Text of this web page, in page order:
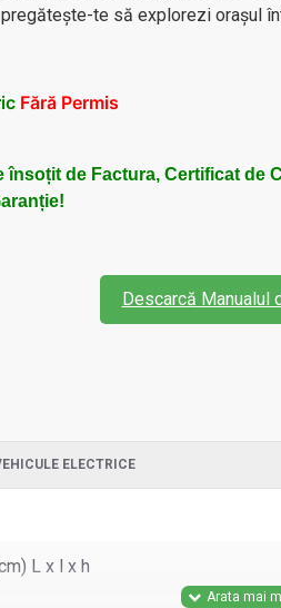
te să explorezi orașul
Fără Permis
însoțit de Factura, Certificat de
Descarcă Manualul
ELECTRICE
L x l x h